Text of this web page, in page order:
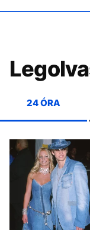
24 ÓRA